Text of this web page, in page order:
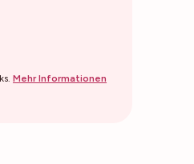
Mehr Informationen